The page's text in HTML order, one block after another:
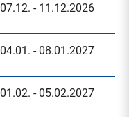
07.12. - 11.12.2026
04.01. - 08.01.2027
01.02. - 05.02.2027